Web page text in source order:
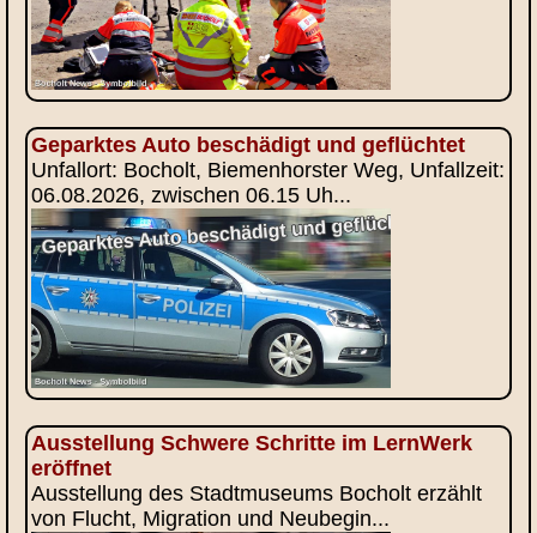
Geparktes Auto beschädigt und geflüchtet
Unfallort: Bocholt, Biemenhorster Weg, Unfallzeit:
06.08.2026, zwischen 06.15 Uh...
Ausstellung Schwere Schritte im LernWerk
eröffnet
Ausstellung des Stadtmuseums Bocholt erzählt
von Flucht, Migration und Neubegin...